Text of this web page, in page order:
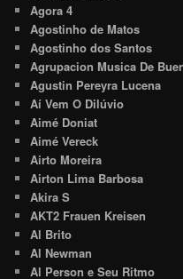
Agora 4
Agostinho de Matos
Agostinho dos Santos
Agrupacion Musica De
Agustin Pereyra Lucena
Aí Vem O Dilúvio
Aimé Doniat
Aimé Vereck
Airto Moreira
Airton Lima Barbosa
Akira S
AKT2 Frauen Kreisen
Al Brito
Al Newman
Al Person e Seu Ritmo